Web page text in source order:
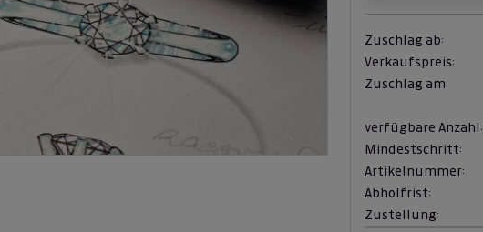
Zuschlag ab:
Verkaufspreis:
Zuschlag am:
verfügbare Anzahl:
Mindestschritt:
Artikelnummer:
Abholfrist:
Zustellung: